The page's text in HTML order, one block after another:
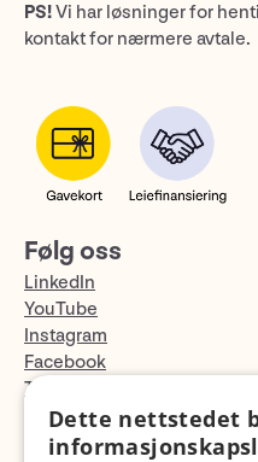
PS!Vi har løsninger for
kontakt for nærmere avtale.
Følg oss
LinkedIn
YouTube
Instagram
Facebook
TikTok
Fotopodden
Dette nettstedet